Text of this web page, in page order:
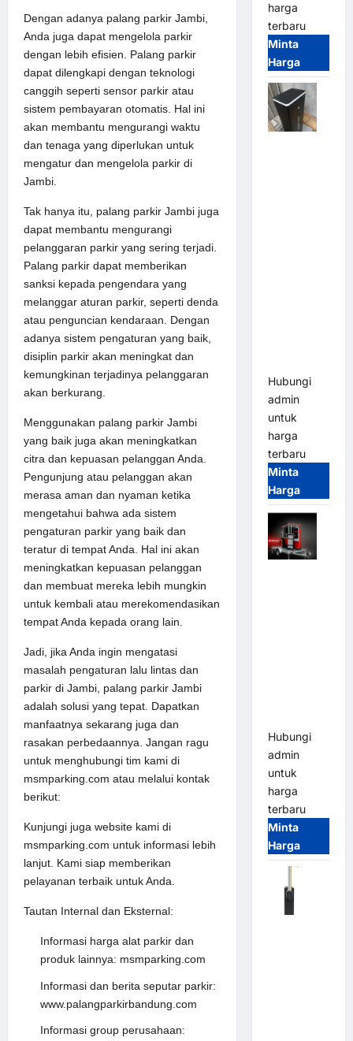
Dengan adanya palang parkir Jambi,
Anda juga dapat mengelola parkir
dengan lebih efisien. Palang parkir
dapat dilengkapi dengan teknologi
canggih seperti sensor parkir atau
sistem pembayaran otomatis. Hal ini
akan membantu mengurangi waktu
dan tenaga yang diperlukan untuk
mengatur dan mengelola parkir di
Jambi.
Tak hanya itu, palang parkir Jambi juga
dapat membantu mengurangi
pelanggaran parkir yang sering terjadi.
Palang parkir dapat memberikan
sanksi kepada pengendara yang
melanggar aturan parkir, seperti denda
atau penguncian kendaraan. Dengan
adanya sistem pengaturan yang baik,
disiplin parkir akan meningkat dan
kemungkinan terjadinya pelanggaran
akan berkurang.
Menggunakan palang parkir Jambi
yang baik juga akan meningkatkan
citra dan kepuasan pelanggan Anda.
Pengunjung atau pelanggan akan
merasa aman dan nyaman ketika
mengetahui bahwa ada sistem
pengaturan parkir yang baik dan
teratur di tempat Anda. Hal ini akan
meningkatkan kepuasan pelanggan
dan membuat mereka lebih mungkin
untuk kembali atau merekomendasikan
tempat Anda kepada orang lain.
Jadi, jika Anda ingin mengatasi
masalah pengaturan lalu lintas dan
parkir di Jambi, palang parkir Jambi
adalah solusi yang tepat. Dapatkan
manfaatnya sekarang juga dan
rasakan perbedaannya. Jangan ragu
untuk menghubungi tim kami di
msmparking.com atau melalui kontak
berikut:
Kunjungi juga website kami di
msmparking.com untuk informasi lebih
lanjut. Kami siap memberikan
pelayanan terbaik untuk Anda.
Tautan Internal dan Eksternal:
Informasi harga alat parkir dan
produk lainnya: msmparking.com
Informasi dan berita seputar parkir:
www.palangparkirbandung.com
Informasi group perusahaan:
harga
terbaru
Minta
Harga
Hubungi
admin
untuk
harga
terbaru
Minta
Harga
Hubungi
admin
untuk
harga
terbaru
Minta
Harga